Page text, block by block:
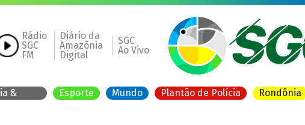
Rádio
SGC
FM
Diário da
Amazônia
Digital
SGC
Ao Vivo
&
Esporte Mundo Plantão de Polícia Rondônia